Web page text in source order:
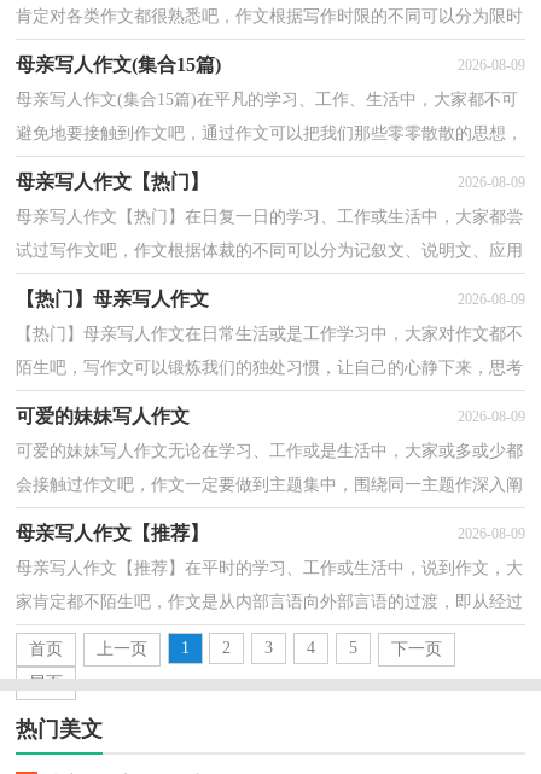
肯定对各类作文都很熟悉吧，作文根据写作时限的不同可以分为限时
母亲写人作文(集合15篇) 2026-08-09
母亲写人作文(集合15篇)在平凡的学习、工作、生活中，大家都不可
避免地要接触到作文吧，通过作文可以把我们那些零零散散的思想，
聚集在一块。你知道作文怎样写才规范吗？以下是小编...
母亲写人作文【热门】 2026-08-09
母亲写人作文【热门】在日复一日的学习、工作或生活中，大家都尝
试过写作文吧，作文根据体裁的不同可以分为记叙文、说明文、应用
文、议论文。那么你知道一篇好的作文该怎么写吗...
【热门】母亲写人作文 2026-08-09
【热门】母亲写人作文在日常生活或是工作学习中，大家对作文都不
陌生吧，写作文可以锻炼我们的独处习惯，让自己的心静下来，思考
可爱的妹妹写人作文 2026-08-09
可爱的妹妹写人作文无论在学习、工作或是生活中，大家或多或少都
会接触过作文吧，作文一定要做到主题集中，围绕同一主题作深入阐
母亲写人作文【推荐】 2026-08-09
母亲写人作文【推荐】在平时的学习、工作或生活中，说到作文，大
家肯定都不陌生吧，作文是从内部言语向外部言语的过渡，即从经过
压缩的简要的、自己能明白的语言，向开展的、具有规范...
首页 上一页 1 2 3 4 5
下一页
尾页
热门美文